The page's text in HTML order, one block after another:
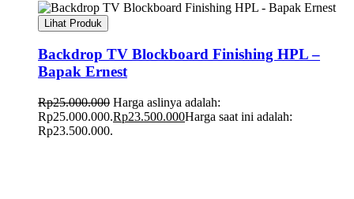
Lihat Produk
Backdrop TV Blockboard Finishing HPL –
Bapak Ernest
Rp25.000.000 Harga aslinya adalah:
Rp25.000.000.Rp23.500.000Harga saat ini adalah:
Rp23.500.000.